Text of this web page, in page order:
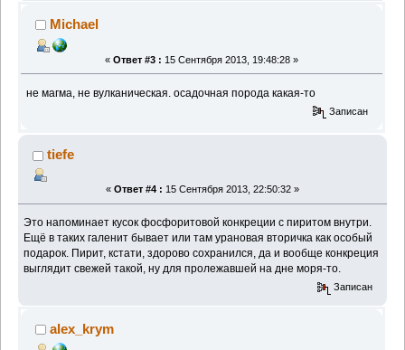
Michael
« Ответ #3 : 15 Сентября 2013, 19:48:28 »
не магма, не вулканическая. осадочная порода какая-то
Записан
tiefe
« Ответ #4 : 15 Сентября 2013, 22:50:32 »
Это напоминает кусок фосфоритовой конкреции с пиритом внутри.
Ещё в таких галенит бывает или там урановая вторичка как особый
подарок. Пирит, кстати, здорово сохранился, да и вообще конкреция
выглядит свежей такой, ну для пролежавшей на дне моря-то.
Записан
alex_krym